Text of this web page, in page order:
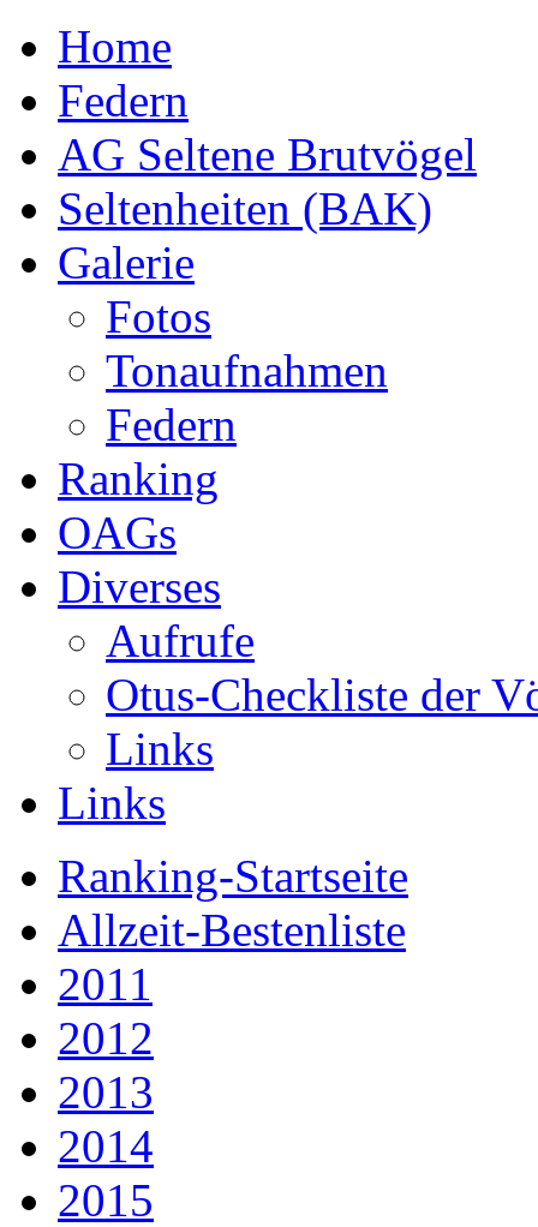
Home
Federn
AG Seltene Brutvögel
Seltenheiten (BAK)
Galerie
Fotos
Tonaufnahmen
Federn
Ranking
OAGs
Diverses
Aufrufe
Otus-Checkliste der
Links
Links
Ranking-Startseite
Allzeit-Bestenliste
2011
2012
2013
2014
2015